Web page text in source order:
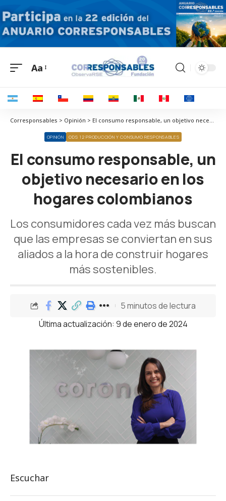
Aa
Corresponsables > Opinión > El consumo responsable, un objetivo necesario en los hogares colombianos
OPINIÓN ODS 12 PRODUCCIÓN Y CONSUMO RESPONSABLES
El consumo responsable, un
objetivo necesario en los
hogares colombianos
Los consumidores cada vez más buscan
que las empresas se conviertan en sus
aliados a la hora de construir hogares
más sostenibles.
Última actualización: 9 de enero de 2024
5 minutos de lectura
Escuchar